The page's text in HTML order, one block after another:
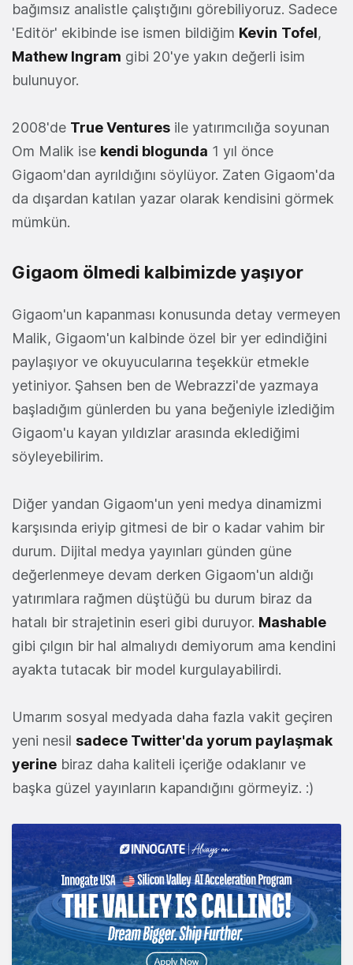
bağımsız analistle çalıştığını görebiliyoruz. Sadece
'Editör' ekibinde ise ismen bildiğim Kevin Tofel,
Mathew Ingram gibi 20'ye yakın değerli isim
bulunuyor.
2008'de True Ventures ile yatırımcılığa soyunan
Om Malik ise kendi blogunda 1 yıl önce
Gigaom'dan ayrıldığını söylüyor. Zaten Gigaom'da
da dışardan katılan yazar olarak kendisini görmek
mümkün.
Gigaom ölmedi kalbimizde yaşıyor
Gigaom'un kapanması konusunda detay vermeyen
Malik, Gigaom'un kalbinde özel bir yer edindiğini
paylaşıyor ve okuyucularına teşekkür etmekle
yetiniyor. Şahsen ben de Webrazzi'de yazmaya
başladığım günlerden bu yana beğeniyle izlediğim
Gigaom'u kayan yıldızlar arasında eklediğimi
söyleyebilirim.
Diğer yandan Gigaom'un yeni medya dinamizmi
karşısında eriyip gitmesi de bir o kadar vahim bir
durum. Dijital medya yayınları günden güne
değerlenmeye devam derken Gigaom'un aldığı
yatırımlara rağmen düştüğü bu durum biraz da
hatalı bir strajetinin eseri gibi duruyor. Mashable
gibi çılgın bir hal almalıydı demiyorum ama kendini
ayakta tutacak bir model kurgulayabilirdi.
Umarım sosyal medyada daha fazla vakit geçiren
yeni nesil sadece Twitter'da yorum paylaşmak
yerine biraz daha kaliteli içeriğe odaklanır ve
başka güzel yayınların kapandığını görmeyiz. :)